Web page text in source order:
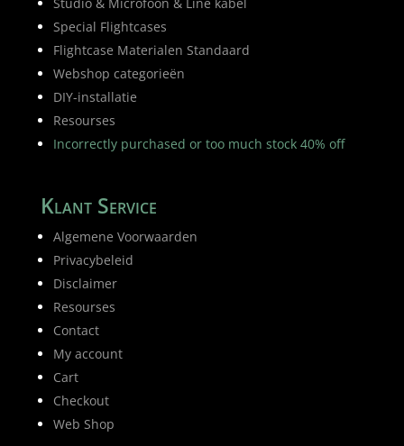
Special Flightcases
Flightcase Materialen Standaard
Webshop categorieën
DIY-installatie
Resourses
Incorrectly purchased or too much stock 40% off
Klant Service
Algemene Voorwaarden
Privacybeleid
Disclaimer
Resourses
Contact
My account
Cart
Checkout
Web Shop